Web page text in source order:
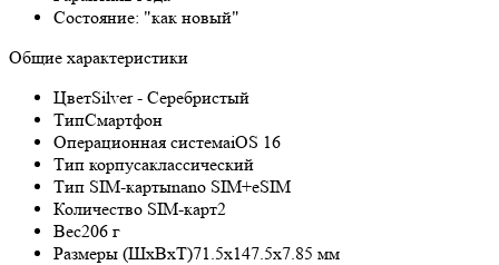
Состояние: "как новый"
Общие характеристики
ЦветSilver - Серебристый
ТипСмартфон
Операционная системаiOS 16
Тип корпусаклассический
Тип SIM-картыnano SIM+eSIM
Количество SIM-карт2
Вес206 г
Размеры (ШxВxТ)71.5x147.5x7.85 мм